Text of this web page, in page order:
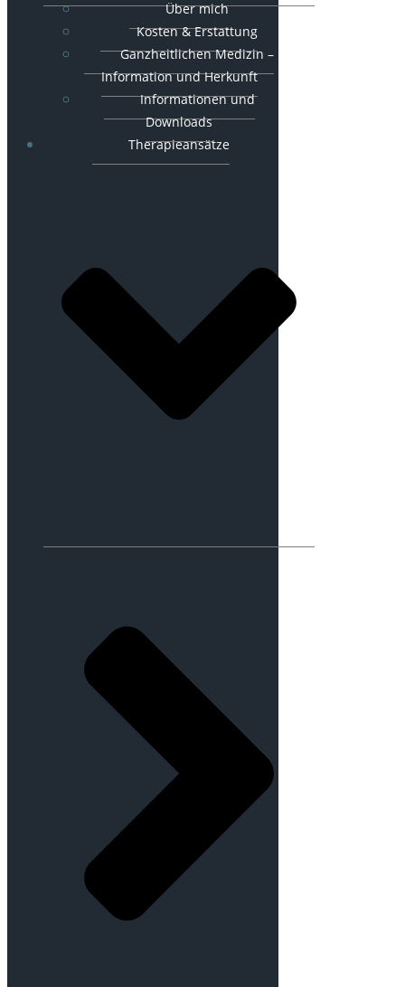
Über mich
Kosten & Erstattung
Ganzheitlichen Medizin –
Information und Herkunft
Informationen und
Downloads
Therapieansätze